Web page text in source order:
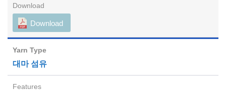
Download
대마 섬유